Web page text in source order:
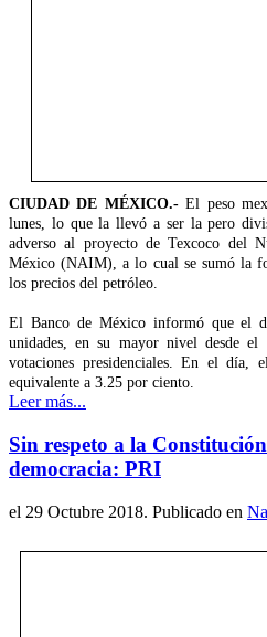
CIUDAD DE MÉXICO.-El peso
lunes, lo que la llevó a ser la pero
adverso al proyecto de Texcoco del
México (NAIM), a lo cual se sumó la
los precios del petróleo.
El Banco de México informó que el
unidades, en su mayor nivel desde
votaciones presidenciales. En el día,
equivalente a 3.25 por ciento.
Leer más...
Sin respeto a la
democracia: PRI
el 29 Octubre 2018. Publicado en